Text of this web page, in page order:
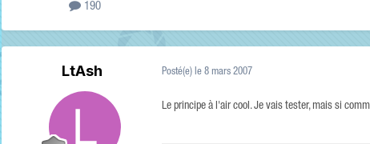
190
LtAsh Posté(e) le 8 mars 2007
Le principe à l'air cool. Je vais tester, mais si